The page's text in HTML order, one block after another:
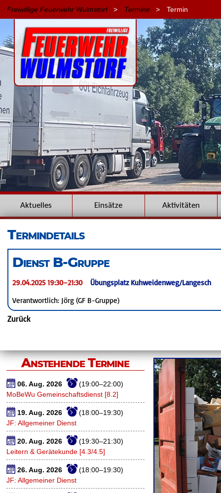
Freiwillige Feuerwehr Wulmstorf> Termine > Termin
NavigationAktuelles Einsätze Aktivitäten
Termindetails
Dienst B-Gruppe
29.04.2025 19:30–21:30
Übungsplatz Kuhweidenweg/Langesch
Verantwortlich: Jörg (GF B-Gruppe)
Zurück
Anstehende Termine
06. Aug. 2026
(19:00–22:00)
MoBeWu Gemeinschaftsdienst [8.2]
19. Aug. 2026
(18:00–19:30)
JF: Allgemeiner Dienst
20. Aug. 2026
(19:30–21:30)
Leitern & Gerätekunde [4.3/4.5]
26. Aug. 2026
(18:00–19:30)
JF: Allgemeiner Dienst